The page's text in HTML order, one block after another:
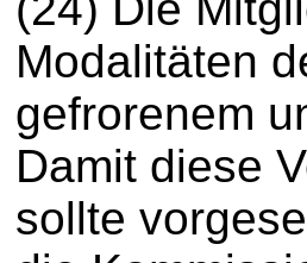
Modalitäten
gefrorenem
Damit diese
sollte